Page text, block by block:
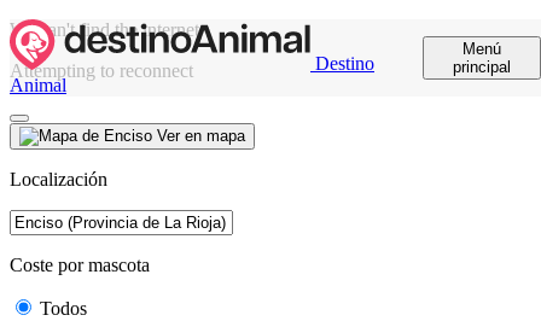
Destino
Animal
Menú
principal
We can't find the internet
Attempting to reconnect
Ver en mapa
Localización
Coste por mascota
Todos